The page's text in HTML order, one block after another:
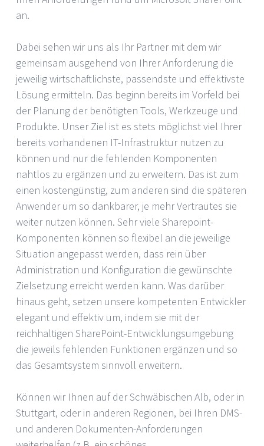
an.
Dabei sehen wir uns als Ihr Partner mit dem wir
gemeinsam ausgehend von Ihrer Anforderung die
jeweilig wirtschaftlichste, passendste und effektivste
Lösung ermitteln. Das beginn bereits im Vorfeld bei
der Planung der benötigten Tools, Werkzeuge und
Produkte. Unser Ziel ist es stets möglichst viel Ihrer
bereits vorhandenen IT-Infrastruktur nutzen zu
können und nur die fehlenden Komponenten
nahtlos zu ergänzen und zu erweitern. Das ist zum
einen kostengünstig, zum anderen sind die späteren
Anwender um so dankbarer, je mehr Vertrautes sie
weiter nutzen können. Sehr viele Sharepoint-
Komponenten können so flexibel an die jeweilige
Situation angepasst werden, dass rein über
Administration und Konfiguration die gewünschte
Zielsetzung erreicht werden kann. Was darüber
hinaus geht, setzen unsere kompetenten Entwickler
elegant und effektiv um, indem sie mit der
reichhaltigen SharePoint-Entwicklungsumgebung
die jeweils fehlenden Funktionen ergänzen und so
das Gesamtsystem sinnvoll erweitern.
Können wir Ihnen auf der Schwäbischen Alb, oder in
Stuttgart, oder in anderen Regionen, bei Ihren DMS-
und anderen Dokumenten-Anforderungen